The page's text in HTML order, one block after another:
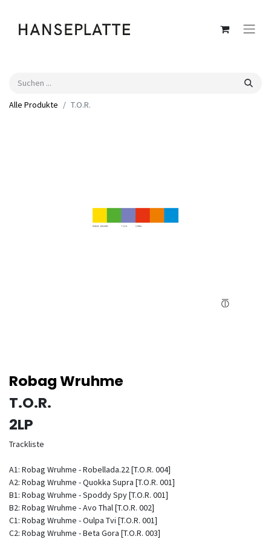
Alle Produkte T.O.R.
Robag Wruhme
T.O.R.
2LP
Trackliste
A1: Robag Wruhme - Robellada.22 [T.O.R. 004]
A2: Robag Wruhme - Quokka Supra [T.O.R. 001]
B1: Robag Wruhme - Spoddy Spy [T.O.R. 001]
B2: Robag Wruhme - Avo Thal [T.O.R. 002]
C1: Robag Wruhme - Oulpa Tvi [T.O.R. 001]
C2: Robag Wruhme - Beta Gora [T.O.R. 003]